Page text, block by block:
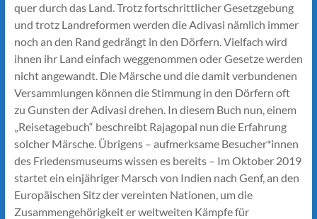
quer durch das Land. Trotz fortschrittlicher Gesetzgebung
und trotz Landreformen werden die Adivasi nämlich immer
noch an den Rand gedrängt in den Dörfern. Vielfach wird
ihnen ihr Land einfach weggenommen oder Gesetze werden
nicht angewandt. Die Märsche und die damit verbundenen
Versammlungen können die Stimmung in den Dörfern oft
zu Gunsten der Adivasi drehen. In diesem Buch nun, einem
„Reisetagebuch“ beschreibt Rajagopal nun die Erfahrung
solcher Märsche. Übrigens – aufmerksame Besucher*innen
des Friedensmuseums wissen es bereits – Im Oktober 2019
startet ein einjähriger Marsch von Indien nach Genf, an den
Europäischen Sitz der vereinten Nationen, um die
Zusammengehörigkeit er weltweiten Kämpfe für